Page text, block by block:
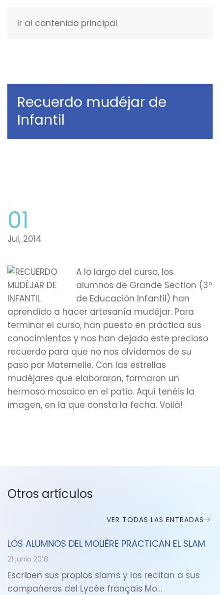
Ir al contenido principal
Recuerdo mudéjar de
Infantil
01
Jul, 2014
A lo largo del curso, los
alumnos de Grande Section (3º
de Educación Infantil) han
aprendido a hacer artesanía mudéjar. Para
terminar el curso, han puesto en práctica sus
conocimientos y nos han dejado este precioso
recuerdo para que no nos olvidemos de su
paso por Maternelle. Con las estrellas
mudéjares que elaboraron, formaron un
hermoso mosaico en el patio. Aquí tenéis la
imagen, en la que consta la fecha. Voilà!
Otros artículos
VER TODAS LAS ENTRADAS
LOS ALUMNOS DEL MOLIÈRE PRACTICAN EL SLAM
21 junio 2018
Escriben sus propios slams y los recitan a sus
compañeros del Lycée français Mo…